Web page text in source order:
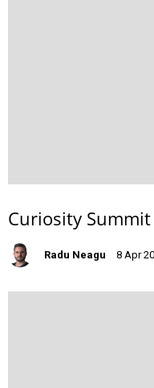
Curiosity
Radu Neagu 8 Apr